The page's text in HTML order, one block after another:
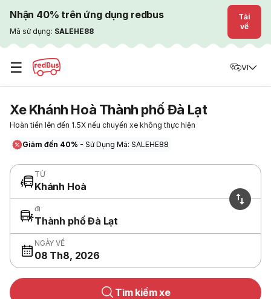
Nhận 40% trên ứng dụng redbus
Mã sử dụng: SALEHE88
Tải
về
☰ VI
Xe Khánh Hoà Thành phố Đà Lạt
Hoàn tiền lên đến 1.5X nếu chuyến xe không thực hiện
Giảm đến 40% - Sử Dụng Mã: SALEHE88
TỪ
Khánh Hoà
đi
Thành phố Đà Lạt
NGÀY VỀ
08 Th8, 2026
Tìm kiếm xe